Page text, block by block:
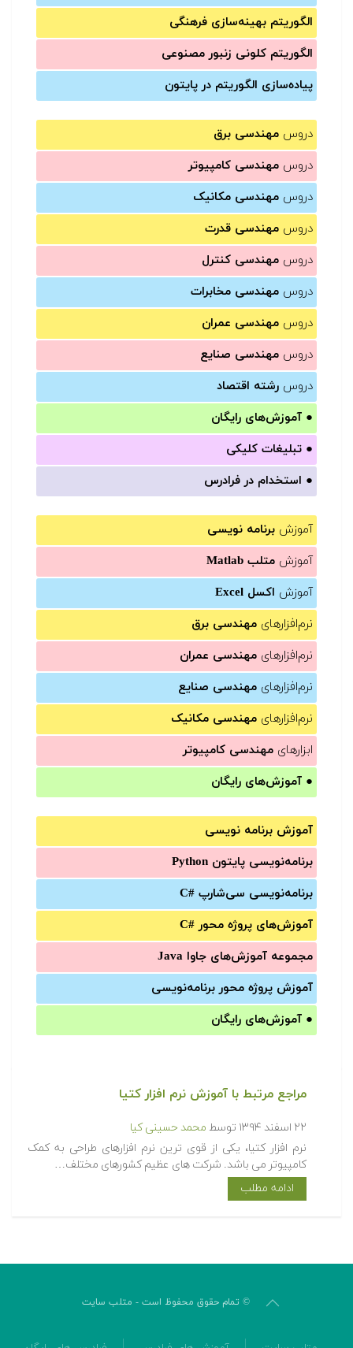
الگوریتم بهینه‌سازی فرهنگی
الگوریتم کلونی زنبور مصنوعی
پیاده‌سازی الگوریتم در پایتون
دروس مهندسی برق
دروس مهندسی کامپیوتر
دروس مهندسی مکانیک
دروس مهندسی قدرت
دروس مهندسی کنترل
دروس مهندسی مخابرات
دروس مهندسی عمران
دروس مهندسی صنایع
دروس رشته اقتصاد
● آموزش‌های رایگان
● تبلیغات کلیکی
● استخدام در فرادرس
آموزش برنامه نویسی
آموزش متلب Matlab
آموزش اکسل Excel
نرم‌افزارهای مهندسی برق
نرم‌افزارهای مهندسی عمران
نرم‌افزارهای مهندسی صنایع
نرم‌افزارهای مهندسی مکانیک
ابزارهای مهندسی کامپیوتر
● آموزش‌های رایگان
آموزش برنامه نویسی
برنامه‌نویسی پایتون Python
برنامه‌‌نویسی سی‌شارپ C#‎
آموزش‌های پروژه محور #C
مجموعه آموزش‌های جاوا Java
آموزش‌ پروژه محور برنامه‌نویسی
● آموزش‌های رایگان
مراجع مرتبط با آموزش نرم افزار کتیا‎
۲۲ اسفند ۱۳۹۴ توسط محمد حسینی کیا
نرم افزار کتیا، یکی از قوی ترین نرم افزارهای طراحی به کمک
کامپیوتر می باشد. شرکت های عظیم کشورهای مختلف…
ادامه مطلب
© تمام حقوق محفوظ است - متلب سایت